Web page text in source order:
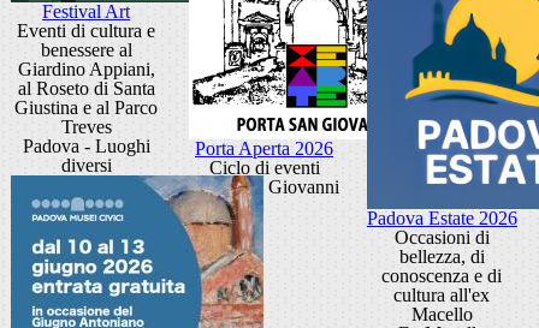
Festival Art
Eventi di cultura e
benessere al
Giardino Appiani,
al Roseto di Santa
Giustina e al Parco
Treves
Padova - Luoghi
diversi
Porta Aperta 2026
Ciclo di eventi
Porta San Giovanni
Padova Estate 2026
Occasioni di
bellezza, di
conoscenza e di
cultura all'ex
Macello